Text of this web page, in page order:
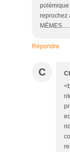
polémique
reprochez
Répondre
C